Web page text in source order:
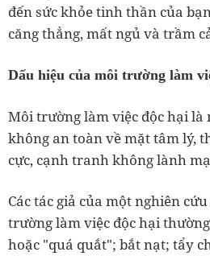
đến sức khỏe tinh thần của
căng thẳng, mất ngủ và trầm
Dấu hiệu của môi trường làm
Môi trường làm việc độc hại là
không an toàn về mặt tâm lý,
cực, cạnh tranh không lành
Các tác giả của một nghiên
trường làm việc độc hại
hoặc "quá quắt"; bắt nạt; tẩy